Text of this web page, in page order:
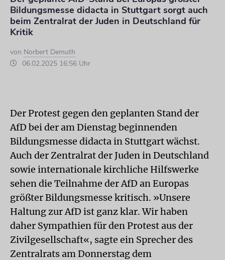
Bildungsmesse didacta in Stuttgart sorgt auch
beim Zentralrat der Juden in Deutschland für
Kritik
von Norbert Demuth
06.02.2025 16:56 Uhr
Der Protest gegen den geplanten Stand der
AfD bei der am Dienstag beginnenden
Bildungsmesse didacta in Stuttgart wächst.
Auch der Zentralrat der Juden in Deutschland
sowie internationale kirchliche Hilfswerke
sehen die Teilnahme der AfD an Europas
größter Bildungsmesse kritisch. »Unsere
Haltung zur AfD ist ganz klar. Wir haben
daher Sympathien für den Protest aus der
Zivilgesellschaft«, sagte ein Sprecher des
Zentralrats am Donnerstag dem